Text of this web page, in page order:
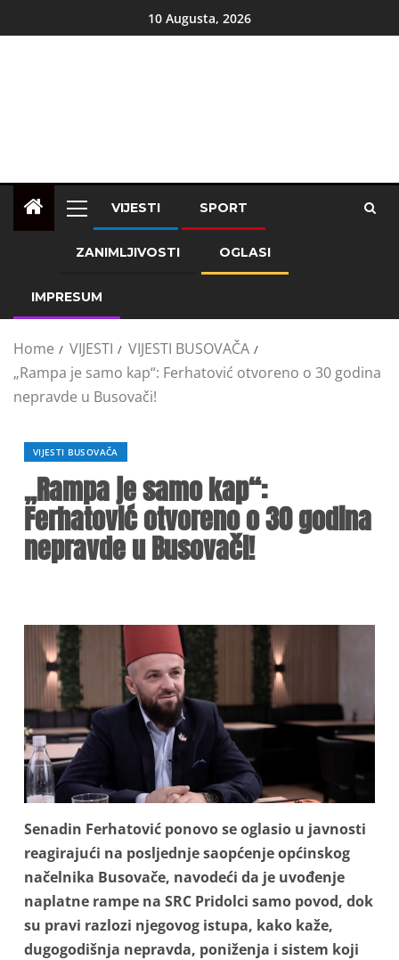
10 Augusta, 2026
VIJESTI SPORT
ZANIMLJIVOSTI OGLASI
IMPRESUM
Home VIJESTI
VIJESTI BUSOVAČA
„Rampa je samo kap“: Ferhatović otvoreno o 30 godina
nepravde u Busovači!
VIJESTI BUSOVAČA
„Rampa je samo kap“:
Ferhatović otvoreno o 30 godina
nepravde u Busovači!
Senadin Ferhatović ponovo se oglasio u javnosti
reagirajući na posljednje saopćenje općinskog
načelnika Busovače, navodeći da je uvođenje
naplatne rampe na SRC Pridolci samo povod, dok
su pravi razlozi njegovog istupa, kako kaže,
dugogodišnja nepravda, poniženja i sistem koji